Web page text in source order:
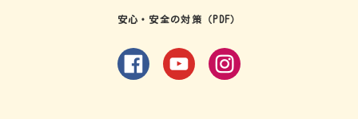
安心・安全の対策（PDF）